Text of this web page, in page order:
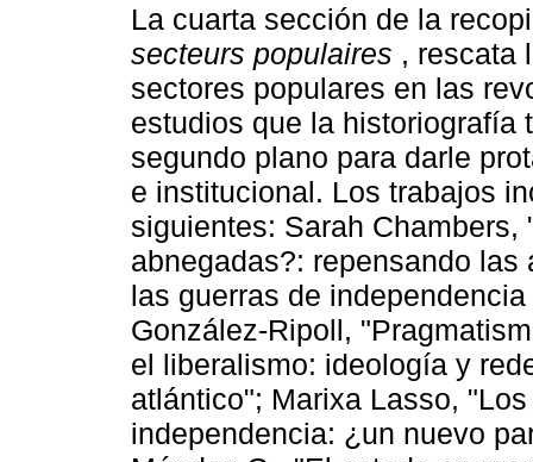
La cuarta sección de la
secteurs populaires , rescata
sectores populares en las
estudios que la historiografía
segundo plano para darle
e institucional. Los trabajos
siguientes: Sarah
abnegadas?: repensando
las guerras de
González-Ripoll,
el liberalismo: ideología y
atlántico"; Marixa Lasso,
independencia: ¿un nuevo